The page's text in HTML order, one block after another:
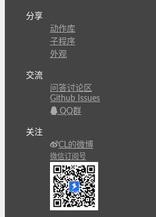
分享
动作库
子程序
外观
交流
问答讨论区
Github Issues
QQ群
关注
CL的微博
微信订阅号